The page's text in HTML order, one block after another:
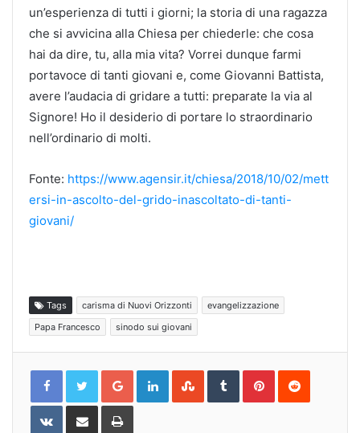
un’esperienza di tutti i giorni; la storia di una ragazza
che si avvicina alla Chiesa per chiederle: che cosa
hai da dire, tu, alla mia vita? Vorrei dunque farmi
portavoce di tanti giovani e, come Giovanni Battista,
avere l’audacia di gridare a tutti: preparate la via al
Signore! Ho il desiderio di portare lo straordinario
nell’ordinario di molti.
Fonte: https://www.agensir.it/chiesa/2018/10/02/mett
ersi-in-ascolto-del-grido-inascoltato-di-tanti-
giovani/
Tags carisma di Nuovi Orizzonti
evangelizzazione
Papa Francesco
sinodo sui giovani
Google+LinkedInStumbleUpon
TumblrPinterestReddit
VKontakteShare
Email
Print